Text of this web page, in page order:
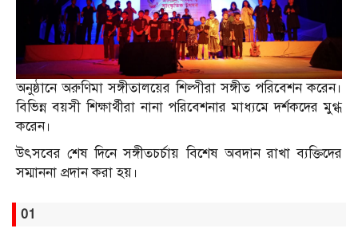
অনুষ্ঠানে অরুণিমা সঙ্গীতালয়ের শিল্পীরা সঙ্গীত পরিবেশন করেন।
বিভিন্ন বয়সী শিক্ষার্থীরা নানা পরিবেশনার মাধ্যমে দর্শকদের মুগ্ধ
করেন।
উৎসবের শেষ দিনে সঙ্গীতচর্চায় বিশেষ অবদান রাখা ব্যক্তিদের
সম্মাননা প্রদান করা হয়।
01